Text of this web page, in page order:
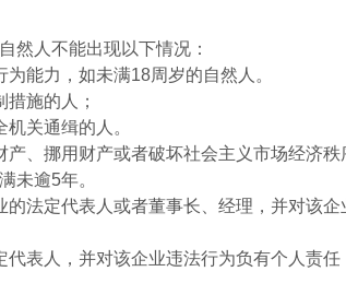
然人不能出现以下情况：
能力，如未满18周岁的自然人。
施的人；
关通缉的人。
、挪用财产或者破坏社会主义市场经济
未逾5年。
的法定代表人或者董事长、经理，并对该
表人，并对该企业违法行为负有个人责